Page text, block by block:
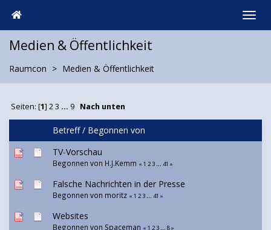
Medien & Öffentlichkeit
Raumcon Medien & Öffentlichkeit
Seiten: [1] 2 3 ... 9 Nach unten
Betreff/ Begonnen von
TV-Vorschau
Begonnen von H.J.Kemm « 1 23... 41 »
Falsche Nachrichten in der Presse
Begonnen von moritz « 1 23... 41 »
Websites
Begonnen von Spaceman « 1 23... 8»